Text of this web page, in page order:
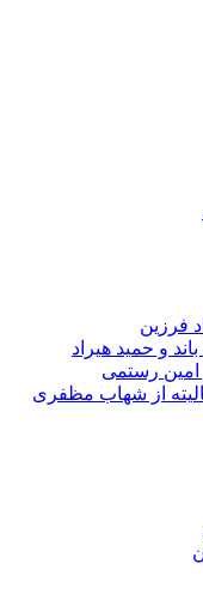
فرزین
و حمید هیراد
امین رستمی
از شهاب مظفری